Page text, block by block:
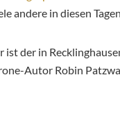
andere in diesen
ist der in
Autor Robin